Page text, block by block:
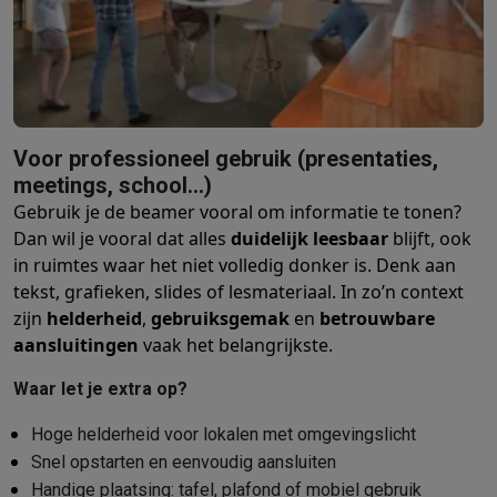
Barbecues Elektrische barbecues Houtskoolbarbecues
Koude dranken
Bruiswatermachines Waterfilterkannen
Kookgerei
Kookpotten Keukenweegschalen
Desserts
Wafelijzers Ijsmachines Pannenkoekenmakers
Smart gardenBinnentuinKruidenCompost machines
Huishouden & airco
StofzuigenStofzuigersRobotstofzuigers
RobotsRobotstofzuigersDweilrobotsRobotmaaiers
SchoonmakenVloerreinigers StoomreinigersTapijtreinigers
StrijkenStoomgeneratorsStrijkijzers KledingstomersActieve
Naaien NaaimachinesAccessoires
VerkoelenMobiele airco’sAircoolersVentilatorsAccessoires
LuchtbehandelingLuchtreinigers Luchtbevochtigers
VerwarmenElektrische verwarming
HuisdierenAutomatische voerbakAutomatische kattenbak
Beauty & gezondheid
Voor professioneel gebruik (presentaties,
meetings, school…)
Gebruik je de beamer vooral om informatie te tonen?
Dan wil je vooral dat alles duidelijk leesbaar blijft, ook
in ruimtes waar het niet volledig donker is. Denk aan
tekst, grafieken, slides of lesmateriaal. In zo’n context
zijn helderheid, gebruiksgemak en betrouwbare
aansluitingen vaak het belangrijkste.
Waar let je extra op?
Hoge helderheid voor lokalen met omgevingslicht
Snel opstarten en eenvoudig aansluiten
Handige plaatsing: tafel, plafond of mobiel gebruik